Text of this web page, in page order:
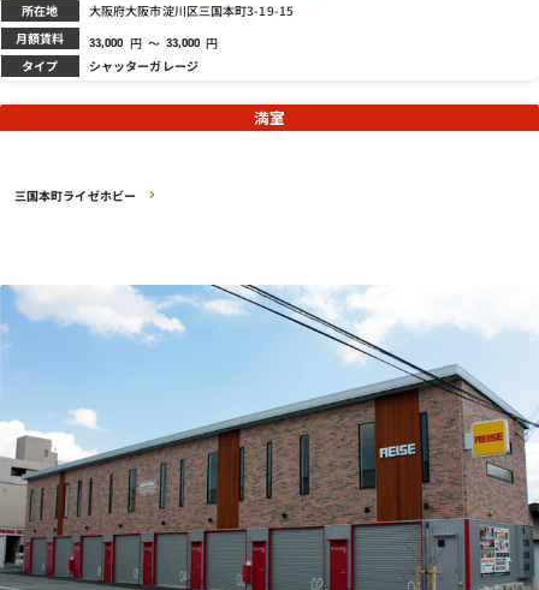
所在地 大阪府大阪市淀川区三国本町3-19-15
月額賃料 33,000 円 ～ 33,000 円
タイプ シャッターガレージ
三国本町ライゼホビー
満室